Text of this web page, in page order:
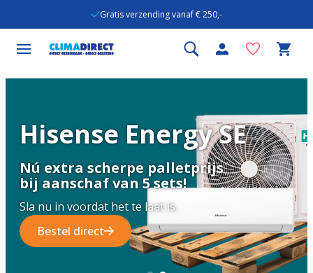
Gratis verzending vanaf € 250,-
Hisense Energy SE
Nú extra scherpe palletprijs
bij aanschaf van 5 sets!
Sla nu in voordat het te laat is.
Bestel direct